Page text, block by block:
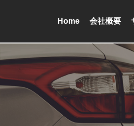
Home 会社概要